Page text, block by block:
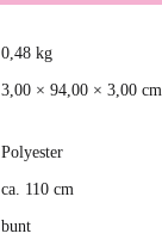
0,48 kg
3,00 × 94,00 × 3,00 cm
Polyester
ca. 110 cm
bunt